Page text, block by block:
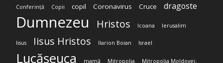
Conferință Copii copil Coronavirus Cruce dragoste
Dumnezeu Hristos Icoana Ierusalim
Iisus Iisus Hristos Ilarion Boian Israel
Lucășeuca mamă Mitropolia Mitropolia Moldovei;